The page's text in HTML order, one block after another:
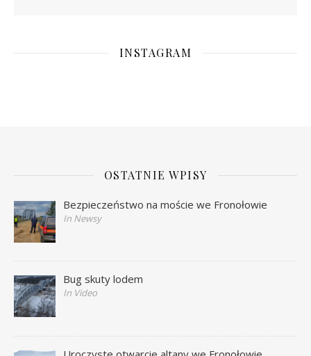
INSTAGRAM
OSTATNIE WPISY
Bezpieczeństwo na moście we Fronołowie
In Newsy
Bug skuty lodem
In Video